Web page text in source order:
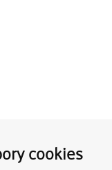
cookies